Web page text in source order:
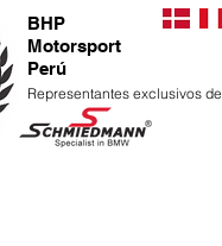
BHP
Motorsport
Perú
Representantes exclusivos de